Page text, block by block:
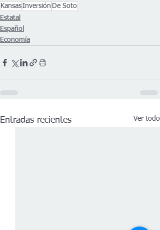
KansasInversión De Soto
Estatal
Español
Economía
Entradas recientes Ver todo